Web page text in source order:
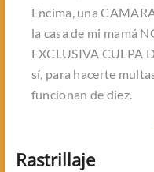
Encima, una
la casa de mi mamá
EXCLUSIVA CULPA
sí, para hacerte
funcionan de diez.
Rastrillaje